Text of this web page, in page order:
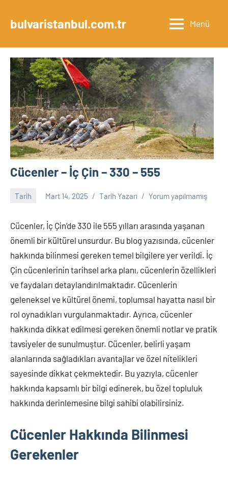
geçbulvaristanbul.com.tr Menü
Cücenler – İç Çin – 330 – 555
Tarih Mart 14, 2025 Tarih Yazarı Yorum yapılmamış
Cücenler, İç Çin’de 330 ile 555 yılları arasında yaşanan
önemli bir kültürel unsurdur. Bu blog yazısında, cücenler
hakkında bilinmesi gereken temel bilgilere yer verildi. İç
Çin cücenlerinin tarihsel arka planı, cücenlerin özellikleri
ve faydaları detaylandırılmaktadır. Cücenlerin
geleneksel ve kültürel önemi, toplumsal hayatta nasıl bir
rol oynadıkları vurgulanmaktadır. Ayrıca, cücenler
hakkında dikkat edilmesi gereken önemli notlar ve pratik
tavsiyeler de sunulmuştur. Cücenler, belirli yaşam
alanlarında sağladıkları avantajlar ve özel nitelikleri
sayesinde dikkat çekmektedir. Bu yazıyla, cücenler
hakkında kapsamlı bir bilgi edinerek, bu özel topluluk
hakkında derinlemesine bilgi sahibi olabilirsiniz.
Cücenler Hakkında Bilinmesi
Gerekenler